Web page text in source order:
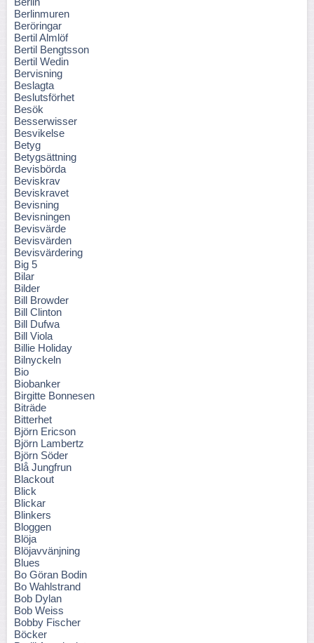
Berlinmuren
Beröringar
Bertil Almlöf
Bertil Bengtsson
Bertil Wedin
Bervisning
Beslagta
Beslutsförhet
Besök
Besserwisser
Besvikelse
Betyg
Betygsättning
Bevisbörda
Beviskrav
Beviskravet
Bevisning
Bevisningen
Bevisvärde
Bevisvärden
Bevisvärdering
Big 5
Bilar
Bilder
Bill Browder
Bill Clinton
Bill Dufwa
Bill Viola
Billie Holiday
Bilnyckeln
Bio
Biobanker
Birgitte Bonnesen
Biträde
Bitterhet
Björn Ericson
Björn Lambertz
Björn Söder
Blå Jungfrun
Blackout
Blick
Blickar
Blinkers
Bloggen
Blöja
Blöjavvänjning
Blues
Bo Göran Bodin
Bo Wahlstrand
Bob Dylan
Bob Weiss
Bobby Fischer
Böcker